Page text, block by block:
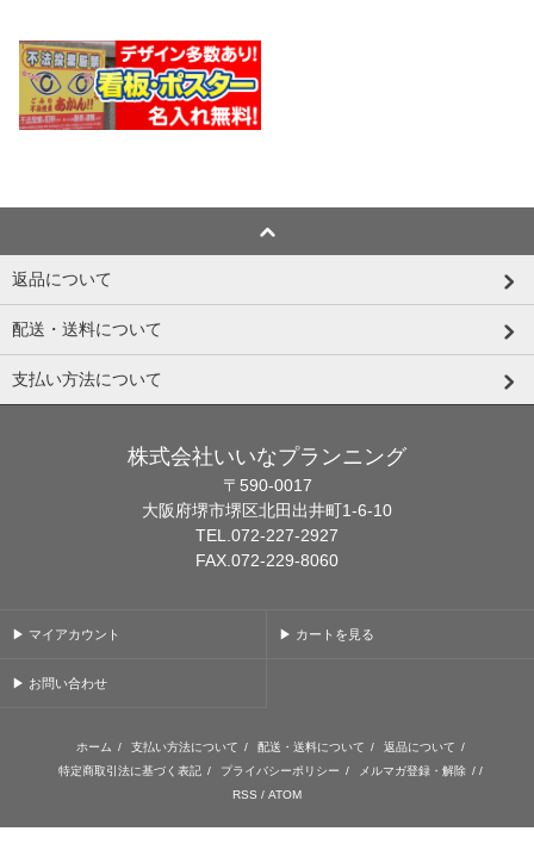
返品について
配送・送料について
支払い方法について
株式会社いいなプランニング
〒590-0017
大阪府堺市堺区北田出井町1-6-10
TEL.072-227-2927
FAX.072-229-8060
▶ マイアカウント ▶ カートを見る
▶ お問い合わせ
ホーム / 支払い方法について / 配送・送料について / 返品について /
特定商取引法に基づく表記 / プライバシーポリシー / メルマガ登録・解除 / /
RSS / ATOM